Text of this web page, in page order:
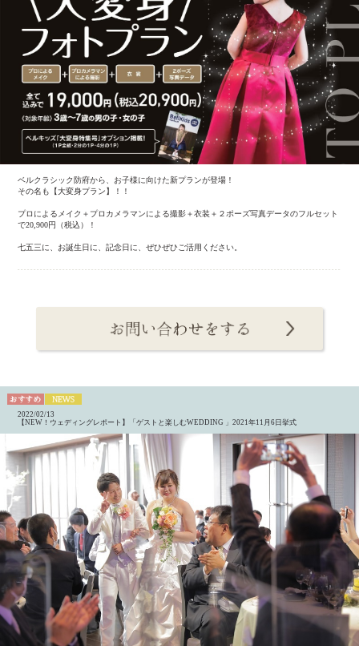
ベルクラシック防府から、お子様に向けた新プランが登場！
その名も【大変身プラン】！！
プロによるメイク＋プロカメラマンによる撮影＋衣装＋２ポーズ写真データのフルセット
で20,900円（税込）！
七五三に、お誕生日に、記念日に、ぜひぜひご活用ください。
2022/02/13
【NEW！ウェディングレポート】「ゲストと楽しむWEDDING 」2021年11月6日挙式